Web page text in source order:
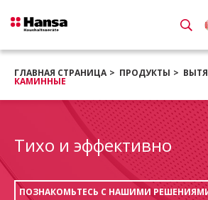
ГЛАВНАЯ СТРАНИЦА ПРОДУКТЫ
КАМИННЫЕ
Тихо и эффективно
ПОЗНАКОМЬТЕСЬ С НАШИМИ